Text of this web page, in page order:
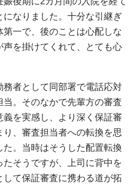
なりました。十分な引継ぎ
一で、後のことは心配しな
声を掛けてくれて、とても心
者として同部署で電話応対
。そのなかで先輩方の審査
を実感し、より深く保証審
、審査担当者への転換を思
。当時はそうした配置転換
そうですが、上司に背中を
て保証審査に携わる道が拓